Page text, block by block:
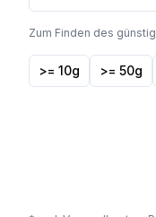
Zum Finden des
>= 10g >= 50g